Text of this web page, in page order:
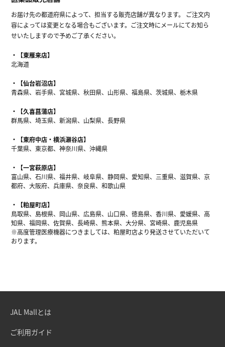
お届け先の都道府県によって、担当する販売店舗が異なります。 ご注文内
容によっては変更となる場合もございます。ご注文時にメールにてお知ら
せいたしますので予めご了承ください。
【東雁来店】
北海道
【仙台岩沼店】
青森県、岩手県、宮城県、秋田県、山形県、福島県、茨城県、栃木県
【久喜菖蒲店】
群馬県、埼玉県、新潟県、山梨県、長野県
【東府中店・横浜瀬谷店】
千葉県、東京都、神奈川県、沖縄県
【一宮萩原店】
富山県、石川県、福井県、岐阜県、静岡県、愛知県、三重県、滋賀県、京
都府、大阪府、兵庫県、奈良県、和歌山県
【粕屋町店】
鳥取県、島根県、岡山県、広島県、山口県、徳島県、香川県、愛媛県、高
知県、福岡県、佐賀県、長崎県、熊本県、大分県、宮崎県、鹿児島県
※高度管理医療機器につきましては、粕屋町店より発送させていただいて
おります。
JAL Mallとは
ご利用ガイド